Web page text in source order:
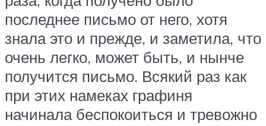
последнее письмо от него, хотя
знала это и прежде, и заметила, что
очень легко, может быть, и нынче
получится письмо. Всякий раз как
при этих намеках графиня
начинала беспокоиться и тревожно